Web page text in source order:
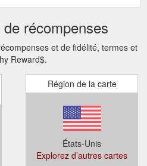
récompenses
et de fidélité, termes et
Reward$.
Région de la carte
États-Unis
Explorez d’autres cartes